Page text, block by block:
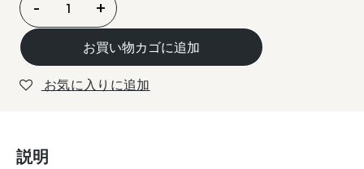
ロ
マ
デ
キ
エ
- +
お買い物カゴに追加
お気に入りに追加
説明